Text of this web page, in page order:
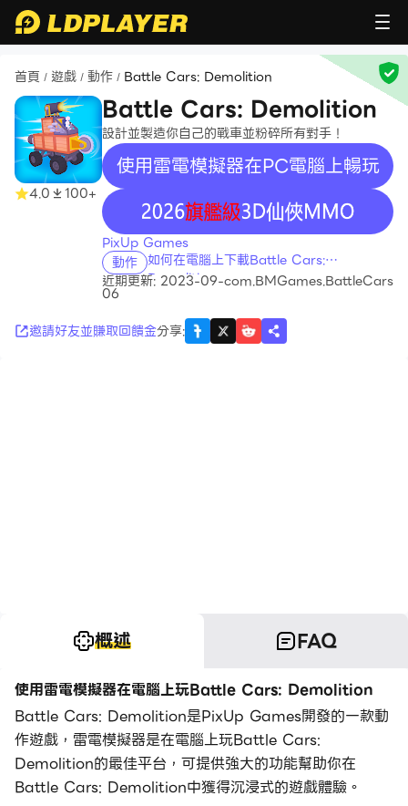
首頁 / 遊戲 / 動作 / Battle Cars: Demolition
4.0 100+
Battle Cars: Demolition
設計並製造你自己的戰車並粉碎所有對手！
使用雷電模擬器在PC電腦上暢玩
recommend
PixUp Games
動作 如何在電腦上下載Battle Cars:
Demolition
近期更新: 2023-09-
06
com.BMGames.BattleCars
邀請好友並賺取回饋金分享:
概述 FAQ
使用雷電模擬器在電腦上玩Battle Cars: Demolition
Battle Cars: Demolition是PixUp Games開發的一款動
作遊戲，雷電模擬器是在電腦上玩Battle Cars:
Demolition的最佳平台，可提供強大的功能幫助你在
Battle Cars: Demolition中獲得沉浸式的遊戲體驗。